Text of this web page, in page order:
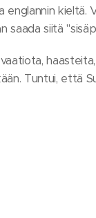
kieltä.
saada siitä
Tuntui, että